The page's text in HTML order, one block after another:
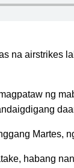
na airstrikes
ng
Martes,
habang